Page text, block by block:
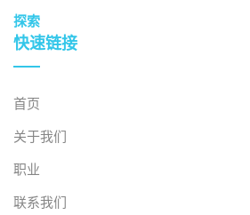
探索
快速链接
首页
关于我们
职业
联系我们